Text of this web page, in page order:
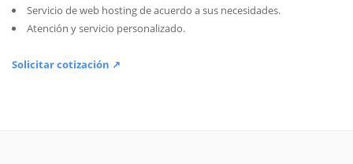
Servicio de web hosting de acuerdo a sus necesidades.
Atención y servicio personalizado.
Solicitar cotización ↗